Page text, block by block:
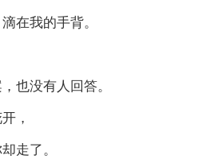
在我的手背。
也没有人回答。
，
走了。